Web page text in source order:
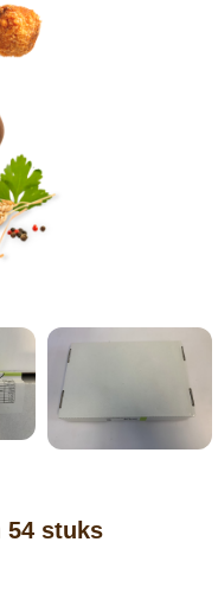
54 stuks